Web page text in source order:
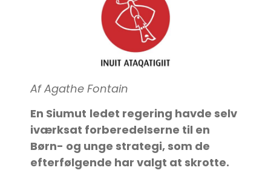
Af Agathe Fontain
En Siumut ledet regering havde selv
iværksat forberedelserne til en
Børn- og unge strategi, som de
efterfølgende har valgt at skrotte.